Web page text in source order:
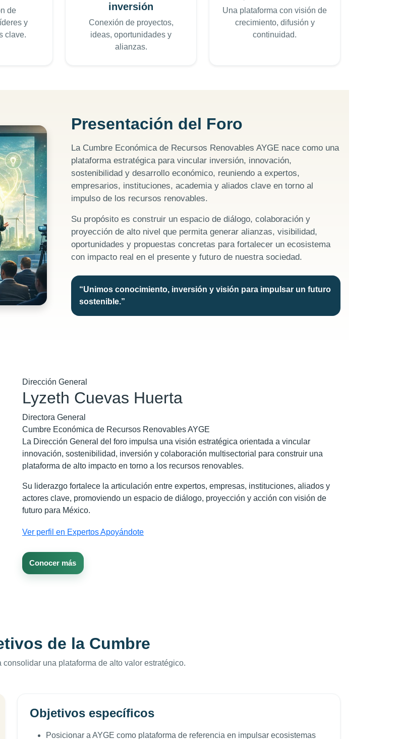
de
y
clave.
inversión
Conexión de proyectos,
ideas, oportunidades y
alianzas.
Una plataforma con visión de
crecimiento, difusión y
continuidad.
Presentación del Foro
La Cumbre Económica de Recursos Renovables AYGE nace como una
plataforma estratégica para vincular inversión, innovación,
sostenibilidad y desarrollo económico, reuniendo a expertos,
empresarios, instituciones, academia y aliados clave en torno al
impulso de los recursos renovables.
Su propósito es construir un espacio de diálogo, colaboración y
proyección de alto nivel que permita generar alianzas, visibilidad,
oportunidades y propuestas concretas para fortalecer un ecosistema
con impacto real en el presente y futuro de nuestra sociedad.
“Unimos conocimiento, inversión y visión para impulsar un futuro
sostenible.”
Dirección General
Lyzeth Cuevas Huerta
Directora General
Cumbre Económica de Recursos Renovables AYGE
La Dirección General del foro impulsa una visión estratégica orientada a vincular
innovación, sostenibilidad, inversión y colaboración multisectorial para construir una
plataforma de alto impacto en torno a los recursos renovables.
Su liderazgo fortalece la articulación entre expertos, empresas, instituciones, aliados y
actores clave, promoviendo un espacio de diálogo, proyección y acción con visión de
futuro para México.
Ver perfil en Expertos Apoyándote
Conocer más
de la Cumbre
consolidar una plataforma de alto valor estratégico.
Objetivos específicos
Posicionar a AYGE como plataforma de referencia en impulsar ecosistemas